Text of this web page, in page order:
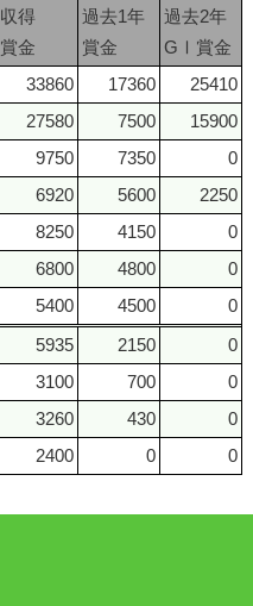
収得
賞金
過去1年
賞金
過去2年
GⅠ賞金
33860 17360
25410
27580 7500
15900
9750 7350
0
6920 5600
2250
8250 4150
0
6800 4800
0
5400 4500 0
5935 2150
0
3100 700
0
3260 430
0
2400 0 0